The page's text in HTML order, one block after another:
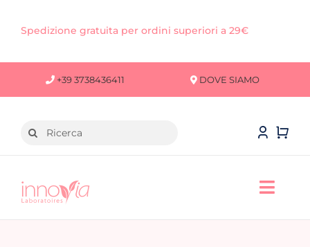
Spedizione gratuita per ordini superiori a 29€
+39 3738436411 DOVE SIAMO
Cerca